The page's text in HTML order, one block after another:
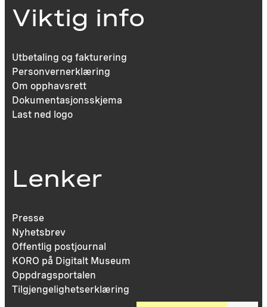
Viktig info
Utbetaling og fakturering
Personvernerklæring
Om opphavsrett
Dokumentasjonsskjema
Last ned logo
Lenker
Presse
Nyhetsbrev
Offentlig postjournal
KORO på Digitalt Museum
Oppdragsportalen
Tilgjengelighetserklæring